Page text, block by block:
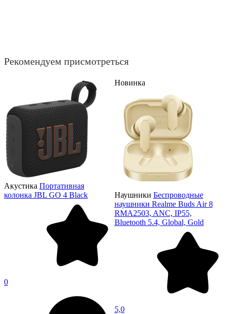
Рекомендуем присмотреться
Акустика Портативная
колонка JBL GO 4 Black
0
Новинка
Наушники Беспроводные
наушники Realme Buds Air 8
RMA2503, ANC, IP55,
Bluetooth 5.4, Global, Gold
5,0